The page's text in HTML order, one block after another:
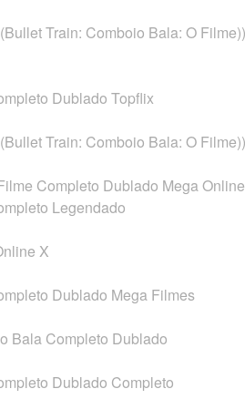
Train: Comboio Bala: O
Dublado Topflix
Train: Comboio Bala: O
Completo Dublado Mega
Legendado
X
Dublado Mega Filmes
Bala Completo Dublado
Dublado Completo